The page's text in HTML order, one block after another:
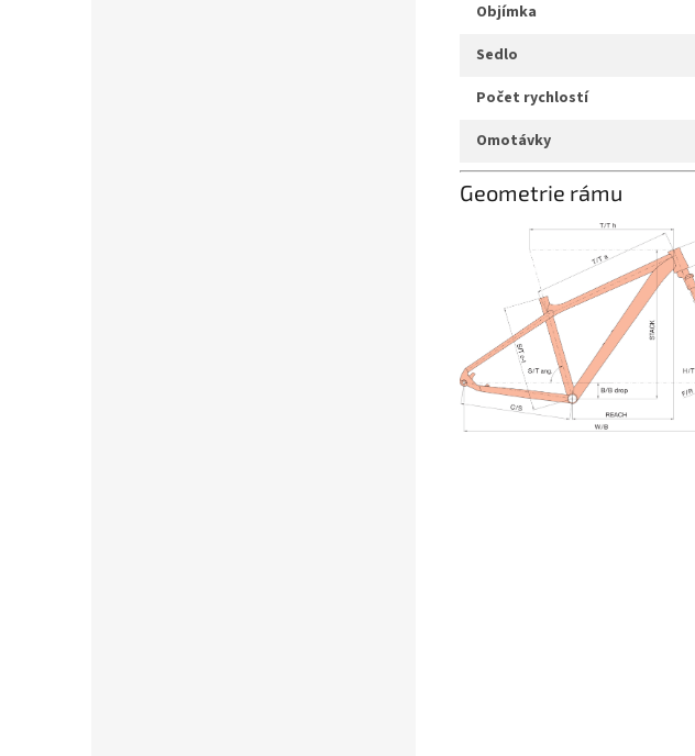
objímka
sedlo
počet rychlostí
omotávky
Geometrie rámu